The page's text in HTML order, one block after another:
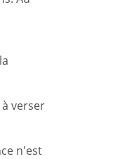
verser
n'est